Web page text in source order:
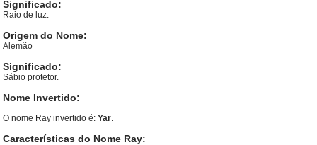
Significado:
Raio de luz.
Origem do Nome:
Alemão
Significado:
Sábio protetor.
Nome Invertido:
O nome Ray invertido é:Yar.
Características do Nome Ray: